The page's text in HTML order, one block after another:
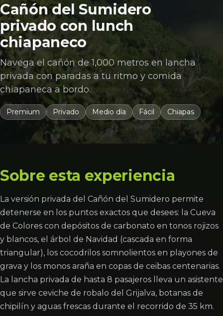
Cañón del Sumidero
privado con lunch
chiapaneco
Navega el cañón de 1,000 metros en lancha
privada con paradas a tu ritmo y comida
chiapaneca a bordo.
Premium Privado Medio día Fácil Chiapas
Sobre esta experiencia
La versión privada del Cañón del Sumidero permite
detenerse en los puntos exactos que desees: la Cueva
de Colores con depósitos de carbonato en tonos rojizos
y blancos, el árbol de Navidad (cascada en forma
triangular), los cocodrilos somnolientos en playones de
grava y los monos araña en copas de ceibas centenarias.
La lancha privada de hasta 8 pasajeros lleva un asistente
que sirve ceviche de robalo del Grijalva, botanas de
chipilín y aguas frescas durante el recorrido de 35 km.